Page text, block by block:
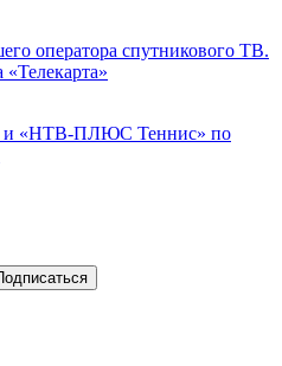
оператора спутникового ТВ.
и «НТВ-ПЛЮС Теннис» по